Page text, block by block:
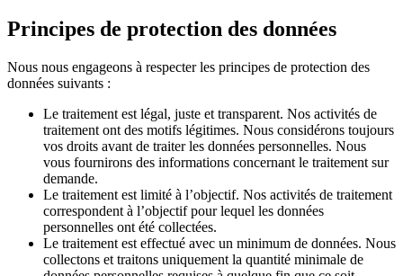
Principes de protection des données
Nous nous engageons à respecter les principes de protection des
données suivants :
Le traitement est légal, juste et transparent. Nos activités de
traitement ont des motifs légitimes. Nous considérons toujours
vos droits avant de traiter les données personnelles. Nous
vous fournirons des informations concernant le traitement sur
demande.
Le traitement est limité à l’objectif. Nos activités de traitement
correspondent à l’objectif pour lequel les données
personnelles ont été collectées.
Le traitement est effectué avec un minimum de données. Nous
collectons et traitons uniquement la quantité minimale de